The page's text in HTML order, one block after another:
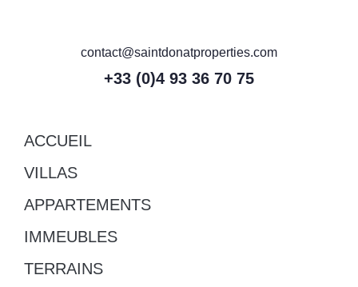
contact@saintdonatproperties.com
+33 (0)4 93 36 70 75
ACCUEIL
VILLAS
APPARTEMENTS
IMMEUBLES
TERRAINS